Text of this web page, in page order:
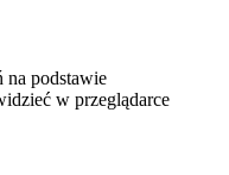
na podstawie
w przeglądarce